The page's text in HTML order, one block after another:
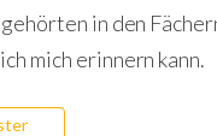
in den
mich erinnern kann.